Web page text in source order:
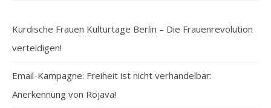
Kurdische Frauen Kulturtage Berlin – Die Frauenrevolution
verteidigen!
Email-Kampagne: Freiheit ist nicht verhandelbar:
Anerkennung von Rojava!